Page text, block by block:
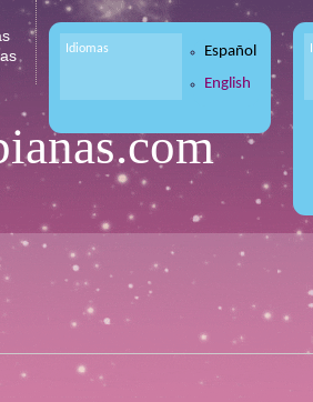
Idiomas
Español
English